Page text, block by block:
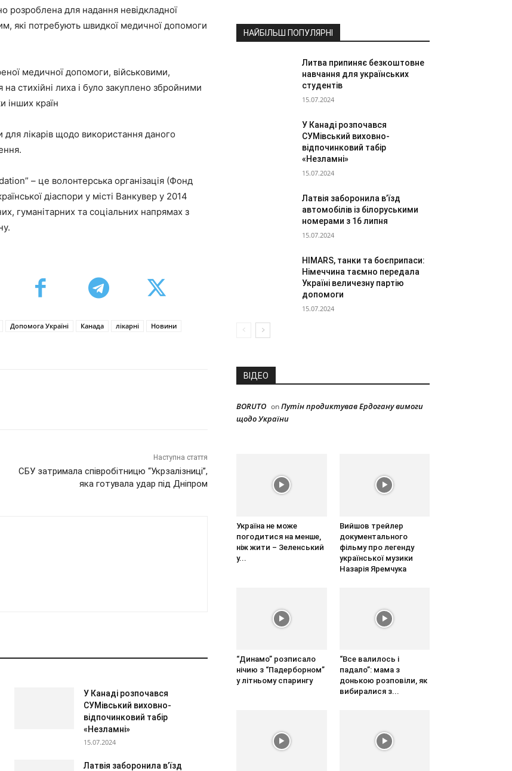
розроблена для надання невідкладної
які потребують швидкої медичної допомоги
медичної допомоги, військовими,
стихійні лиха і було закуплено збройними
інших країн
для лікарів щодо використання даного
– це волонтерська організація (Фонд
діаспори у місті Ванкувер у 2014
гуманітарних та соціальних напрямах з
Допомога Україні Канада лікарні
Новини
Наступна стаття
СБУ затримала співробітницю “Укрзалізниці”,
яка готувала удар під Дніпром
У Канаді розпочався
СУМівський виховно-
відпочинковий табір
«Незламні»
15.07.2024
Латвія заборонила в’їзд
НАЙБІЛЬШ ПОПУЛЯРНІ
Литва припиняє безкоштовне
навчання для українських
студентів
15.07.2024
У Канаді розпочався
СУМівський виховно-
відпочинковий табір
«Незламні»
15.07.2024
Латвія заборонила в’їзд
автомобілів із білоруськими
номерами з 16 липня
15.07.2024
HIMARS, танки та боєприпаси:
Німеччина таємно передала
Україні величезну партію
допомоги
15.07.2024
ВІДЕО
BORUTO onПутін продиктував Ердогану вимоги
щодо України
Україна не може
погодитися на менше,
ніж жити – Зеленський
у...
Вийшов трейлер
документального
фільму про легенду
української музики
Назарія Яремчука
“Динамо” розписало
нічию з “Падерборном”
у літньому спарингу
“Все валилось і
падало”: мама з
донькою розповіли, як
вибиралися з...